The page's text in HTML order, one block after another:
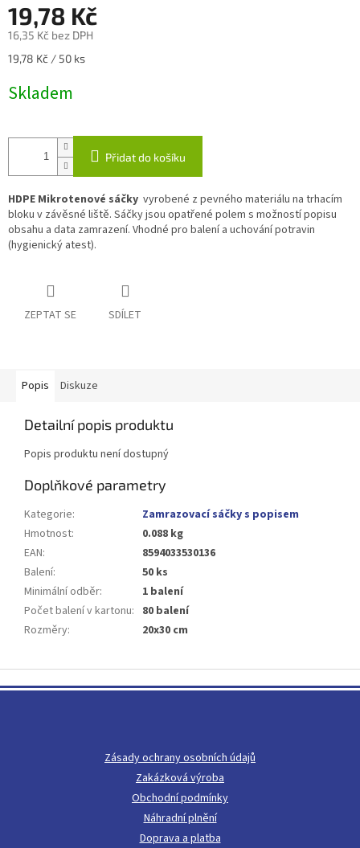
19,78 Kč
16,35 Kč bez DPH
Měrná
19,78 Kč / 50 ks
Skladem
Přidat do košíku
HDPE Mikrotenové sáčky vyrobené z pevného materiálu na trhacím
bloku v závěsné liště. Sáčky jsou opatřené polem s možností popisu
obsahu a data zamrazení. Vhodné pro balení a uchování potravin
(hygienický atest).
ZEPTAT SE SDÍLET
Popis Diskuze
Detailní popis produktu
Popis produktu není dostupný
Doplňkové parametry
Kategorie:
Zamrazovací sáčky s popisem
Hmotnost:
0.088 kg
EAN:
8594033530136
Balení:
50 ks
Minimální odběr:
1 balení
Počet balení v kartonu: 80 balení
Rozměry: 20x30 cm
á
Zásady ochrany osobních údajů
Zakázková výroba
Obchodní podmínky
Náhradní plnění
Doprava a platba